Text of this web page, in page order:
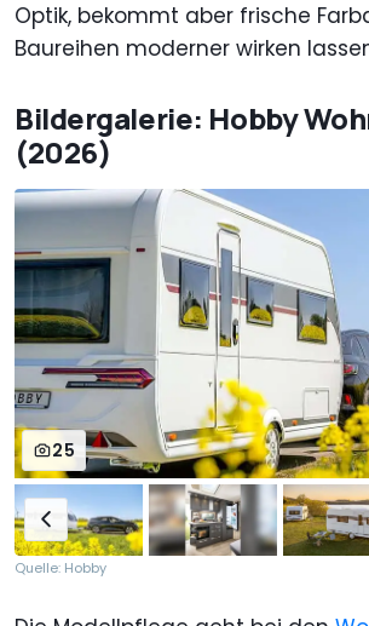
Optik, bekommt aber frische
Baureihen moderner wirken
Bildergalerie: Hobby
(2026)
25
Quelle: Hobby